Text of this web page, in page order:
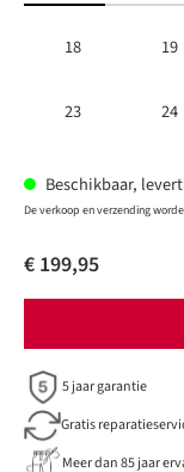
18 19
23 24
Beschikbaar,
De verkoop en verzending
€ 199,95
5 jaar garantie
Gratis
Meer dan 85 jaar